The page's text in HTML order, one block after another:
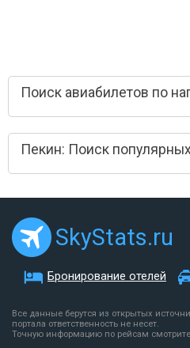
Поиск авиабилетов по
Пекин: Поиск
SkyStats.ru
Бронирование отелей
Все данные берутся из открытых
портала ответственность не несет.
Точную информацию по рейсам